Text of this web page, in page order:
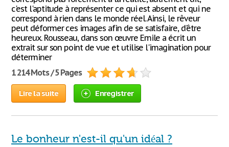
c'est l'aptitude à représenter ce qui est absent et qui ne
correspond à rien dans le monde réel. Ainsi, le rêveur
peut déformer ces images afin de se satisfaire, d'être
heureux. Rousseau, dans son œuvre Emile a écrit un
extrait sur son point de vue et utilise l'imagination pour
déterminer
1 214 Mots / 5 Pages
Lire la suite Enregistrer
Le bonheur n'est-il qu'un idéal ?